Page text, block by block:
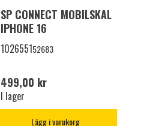
SP CONNECT MOBILSKAL
IPHONE 16
102655152683
499,00 kr
I lager
Lägg i varukorg